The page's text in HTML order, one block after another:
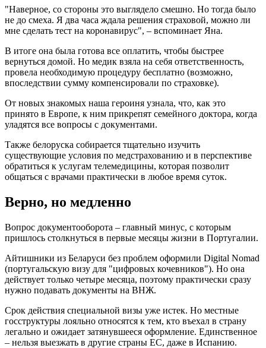
"Наверное, со стороны это выглядело смешно. Но тогда было
не до смеха. Я два часа ждала решения страховой, можно ли
мне сделать тест на коронавирус", – вспоминает Яна.
В итоге она была готова все оплатить, чтобы быстрее
вернуться домой. Но медик взяла на себя ответственность,
провела необходимую процедуру бесплатно (возможно,
впоследствии сумму компенсировали по страховке).
От новых знакомых наша героиня узнала, что, как это
принято в Европе, к ним прикрепят семейного доктора, когда
уладятся все вопросы с документами.
Также белоруска собирается тщательно изучить
существующие условия по медстрахованию и в перспективе
обратиться к услугам телемедицины, которая позволит
общаться с врачами практически в любое время суток.
Верно, но медленно
Вопрос документооборота – главный минус, с которым
пришлось столкнуться в первые месяцы жизни в Португалии.
Айтишники из Беларуси без проблем оформили Digital Nomad
(португальскую визу для "цифровых кочевников"). Но она
действует только четыре месяца, поэтому практически сразу
нужно подавать документы на ВНЖ.
Срок действия специальной визы уже истек. Но местные
госструктуры лояльно относятся к тем, кто въехал в страну
легально и ожидает затянувшееся оформление. Единственное
– нельзя выезжать в другие страны ЕС, даже в Испанию.